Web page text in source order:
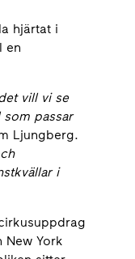
hjärtat i
en
vill vi se
passar
Ljungberg.
i
York